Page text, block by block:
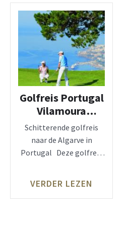
Golfreis Portugal
Vilamoura
Algarve
Schitterende golfreis
naar de Algarve in
Portugal Deze golfreis
VERDER LEZEN